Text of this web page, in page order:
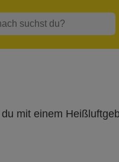
Niettechnik
mit einem